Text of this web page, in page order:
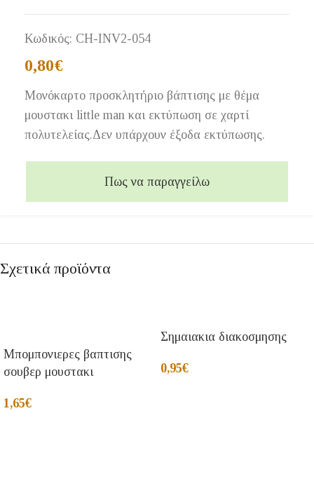
Κωδικός: CH-INV2-054
0,80€
Μονόκαρτο προσκλητήριο βάπτισης με θέμα
μουστακι little man και εκτύπωση σε χαρτί
πολυτελείας.Δεν υπάρχουν έξοδα εκτύπωσης.
Πως να παραγγείλω
Σχετικά προϊόντα
Μπομπονιερες βαπτισης
σουβερ μουστακι
1,65€
Σημαιακια διακοσμησης
0,95€